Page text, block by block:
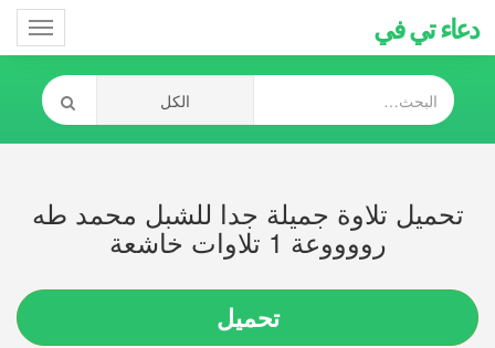
دعاء تي في
تحميل تلاوة جميلة جدا للشبل محمد طه
رووووعة 1 تلاوات خاشعة
تحميل